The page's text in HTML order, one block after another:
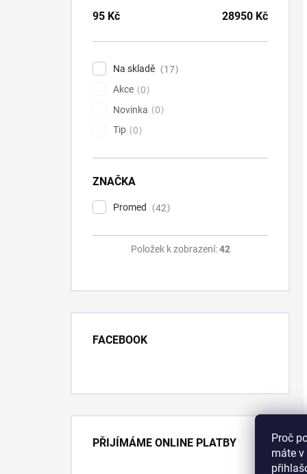
Proč
máte
95 Kč 28950 Kč
Na skladě
17
Akce
0
Novinka
0
Tip
0
ZNAČKA
Promed 42
Položek k zobrazení:42
FACEBOOK
PŘIJÍMÁME ONLINE PLATBY